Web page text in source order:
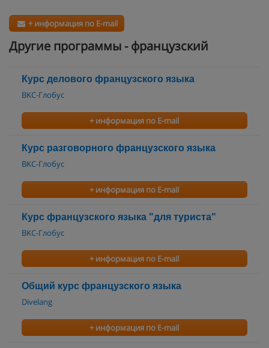
+ информация по E-mail
Другие программы - французский
Курс делового французского языка
BKC-Глобус
+ информация по E-mail
Курс разговорного французского языка
BKC-Глобус
+ информация по E-mail
Курс французского языка "для туриста"
BKC-Глобус
+ информация по E-mail
Общий курс французского языка
Divelang
+ информация по E-mail